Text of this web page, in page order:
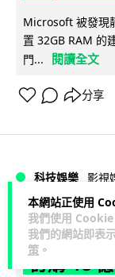
本網站正使用
我們使用
我們的網站即表
策 。
Microsoft 被發現
置 32GB RAM 的
門...
閱讀全文
分享
科技娛樂 影視
Lawton 2 小時
訂購 43